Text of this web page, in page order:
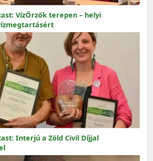
VízŐrzők terepen – helyi
Interjú a Zöld Civil Díjjal